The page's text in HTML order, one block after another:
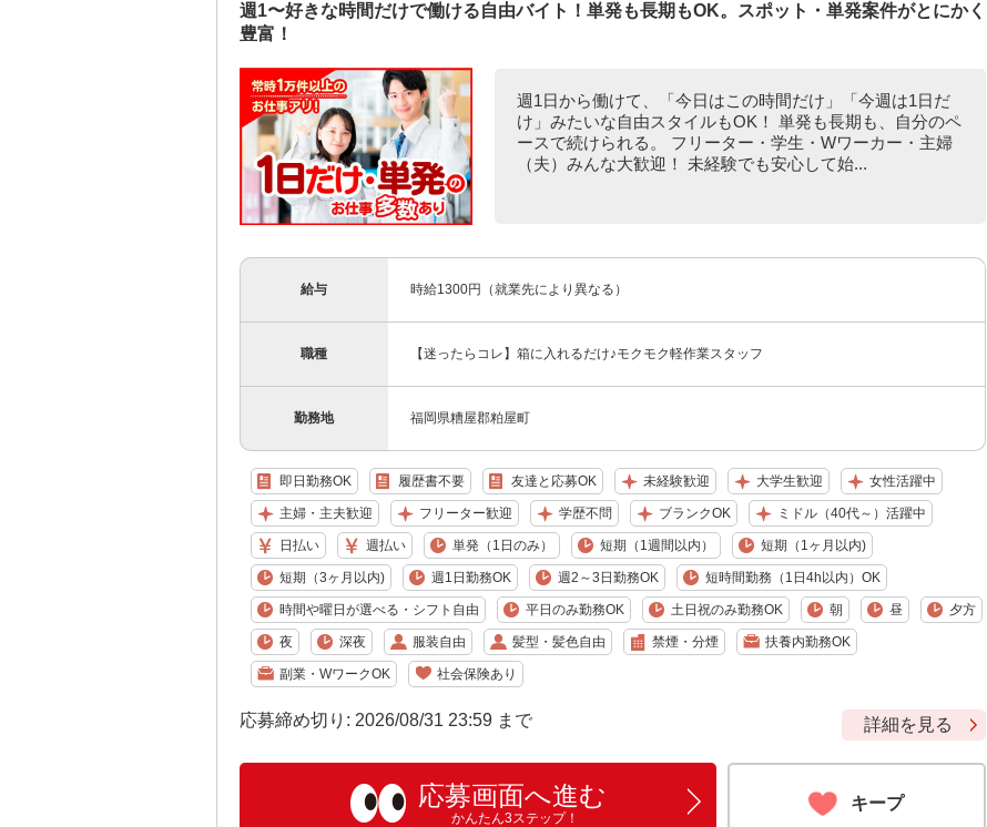
週1〜好きな時間だけで働ける自由バイト！単発も長期もOK。スポット・単発案件がとにかく
豊富！
週1日から働けて、「今日はこの時間だけ」「今週は1日だ
け」みたいな自由スタイルもOK！ 単発も長期も、自分のペ
ースで続けられる。 フリーター・学生・Wワーカー・主婦
（夫）みんな大歓迎！ 未経験でも安心して始...
給与 時給1300円（就業先により異なる）
職種 【迷ったらコレ】箱に入れるだけ♪モクモク軽作業スタッフ
勤務地 福岡県糟屋郡粕屋町
即日勤務OK 履歴書不要 友達と応募OK 未経験歓迎 大学生歓迎 女性活躍中
主婦・主夫歓迎 フリーター歓迎 学歴不問 ブランクOK ミドル（40代～）活躍中
日払い 週払い 単発（1日のみ） 短期（1週間以内） 短期（1ヶ月以内)
短期（3ヶ月以内) 週1日勤務OK 週2～3日勤務OK 短時間勤務（1日4h以内）OK
時間や曜日が選べる・シフト自由 平日のみ勤務OK 土日祝のみ勤務OK 朝 昼 夕方
夜 深夜 服装自由 髪型・髪色自由 禁煙・分煙 扶養内勤務OK
副業・WワークOK 社会保険あり
応募締め切り: 2026/08/31 23:59 まで 詳細を見る
応募画面へ進む
かんたん3ステップ！
キープ